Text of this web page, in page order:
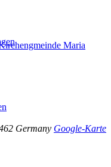
Maria
Germany Google-Karte